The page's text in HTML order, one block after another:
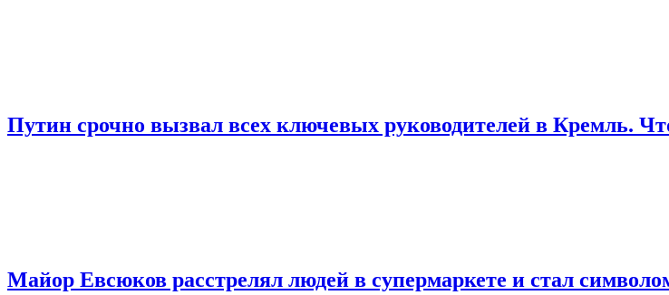
Путин срочно вызвал всех ключевых руководителей в Кремль.
Майор Евсюков расстрелял людей в супермаркете и стал